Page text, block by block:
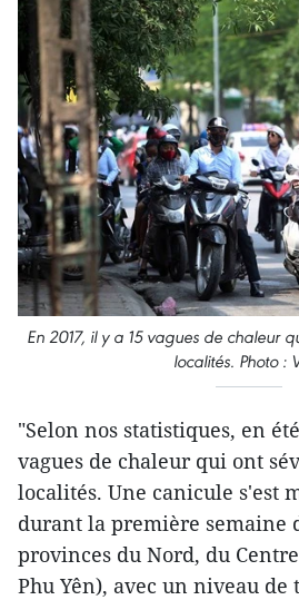
En 2017, il y a 15 vagues de chaleur
localités. Photo :
"Selon nos statistiques, en
vagues de chaleur qui ont
localités. Une canicule s'est
durant la première semaine
provinces du Nord, du
Phu Yên), avec un niveau de